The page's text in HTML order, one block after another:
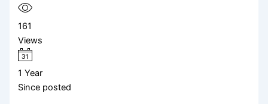
161
Views
1 Year
Since posted